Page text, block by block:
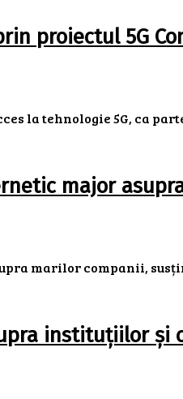
proiectul 5G
la tehnologie 5G, ca
major
marilor companii,
instituțiilor și